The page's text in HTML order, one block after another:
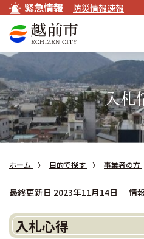
緊急情報 防災情報速報
入札
ホーム 目的で探す 事業者の方
最終更新日 2023年11月14日 情
入札心得